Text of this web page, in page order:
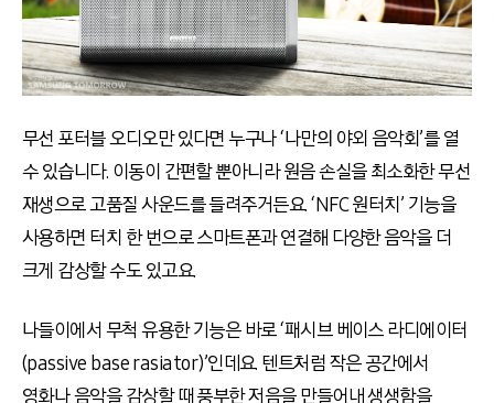
무선 포터블 오디오만 있다면 누구나 ‘나만의 야외 음악회’를 열
수 있습니다. 이동이 간편할 뿐아니라 원음 손실을 최소화한 무선
재생으로 고품질 사운드를 들려주거든요. ‘NFC 원터치’ 기능을
사용하면 터치 한 번으로 스마트폰과 연결해 다양한 음악을 더
크게 감상할 수도 있고요.
나들이에서 무척 유용한 기능은 바로 ‘패시브 베이스 라디에이터
(passive base rasiator)’인데요. 텐트처럼 작은 공간에서
영화나 음악을 감상할 때 풍부한 저음을 만들어내 생생함을